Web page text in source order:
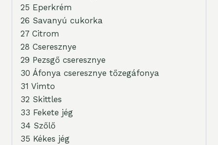
25 Eperkrém
26 Savanyú cukorka
27 Citrom
28 Cseresznye
29 Pezsgő cseresznye
30 Áfonya cseresznye tőzegáfonya
31 Vimto
32 Skittles
33 Fekete jég
34 Szőlő
35 Kékes jég